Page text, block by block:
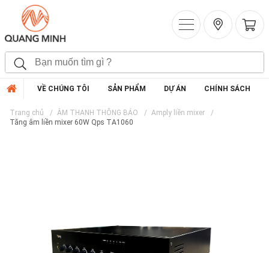
VỀ CHÚNG TÔI SẢN PHẨM DỰ ÁN CHÍNH SÁCH
Trang chủ ÂM THANH THÔNG BÁO
Amply liền mixer
Tăng âm liền mixer 60W Qps TA1060